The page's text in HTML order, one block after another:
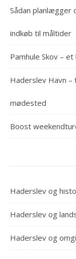
Sådan planlægger
indkøb til måltider
Pamhule Skov –
Haderslev Havn –
mødested
Boost
Haderslev og
Haderslev og
Haderslev og